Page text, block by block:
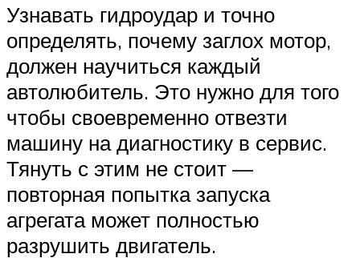
Узнавать гидроудар и точно
определять, почему заглох мотор,
должен научиться каждый
автолюбитель. Это нужно для того
чтобы своевременно отвезти
машину на диагностику в сервис.
Тянуть с этим не стоит —
повторная попытка запуска
агрегата может полностью
разрушить двигатель.